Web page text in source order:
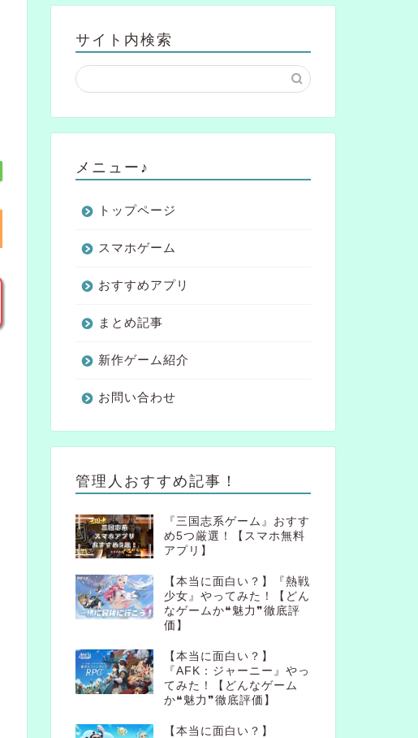
サイト内検索
メニュー♪
トップページ
スマホゲーム
おすすめアプリ
まとめ記事
新作ゲーム紹介
お問い合わせ
管理人おすすめ記事！
『三国志系ゲーム』おすす
め5つ厳選！【スマホ無料
アプリ】
【本当に面白い？】『熱戦
少女』やってみた！【どん
なゲームか❝魅力❞徹底評
価】
【本当に面白い？】
『AFK：ジャーニー』やっ
てみた！【どんなゲーム
か❝魅力❞徹底評価】
【本当に面白い？】